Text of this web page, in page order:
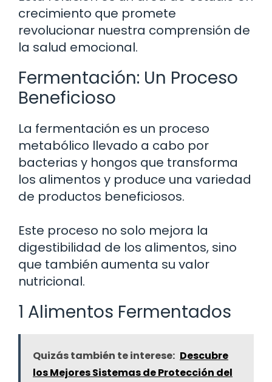
crecimiento que promete
revolucionar nuestra comprensión de
la salud emocional.
Fermentación: Un Proceso
Beneficioso
La fermentación es un proceso
metabólico llevado a cabo por
bacterias y hongos que transforma
los alimentos y produce una variedad
de productos beneficiosos.
Este proceso no solo mejora la
digestibilidad de los alimentos, sino
que también aumenta su valor
nutricional.
1 Alimentos Fermentados
Quizás también te interese: Descubre
los Mejores Sistemas de Protección del